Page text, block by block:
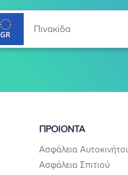
ΠΡΟΙΟΝΤΑ
Ασφάλεια
Ασφάλεια Σπιτιού